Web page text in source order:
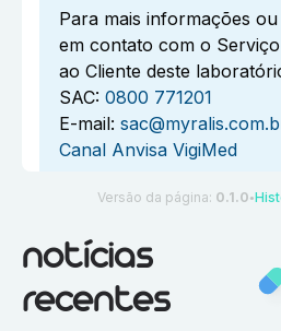
Para mais informações
em contato com o
ao Cliente deste
SAC: 0800 771201
E-mail:
Canal Anvisa VigiMed
Versão da página: 0.1.0 ●
notícias
recentes